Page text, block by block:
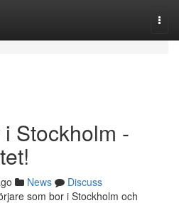
Stockholm -
News
Discuss
som bor i Stockholm och